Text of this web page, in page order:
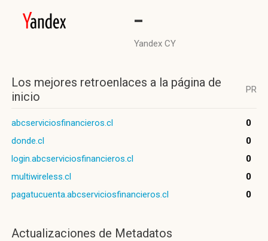
-
Yandex CY
Los mejores retroenlaces a la página de
inicio
PR
abcserviciosfinancieros.cl
0
donde.cl
0
login.abcserviciosfinancieros.cl
0
multiwireless.cl
0
pagatucuenta.abcserviciosfinancieros.cl
0
Actualizaciones de Metadatos